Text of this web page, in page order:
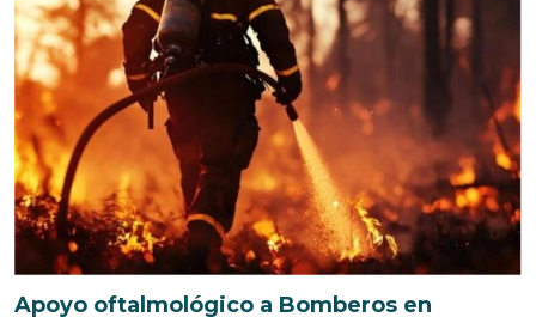
Apoyo oftalmológico a Bomberos en